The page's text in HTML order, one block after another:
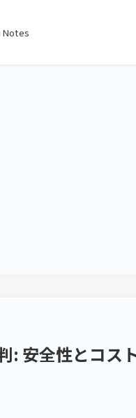
Notes
: 安全性とコス